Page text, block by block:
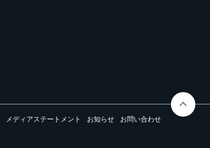
メディアステートメント お知らせ お問い合わせ